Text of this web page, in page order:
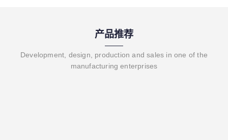
产品推荐
Development, design, production and sales in one of the
manufacturing enterprises